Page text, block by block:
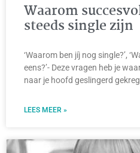
Waarom
steeds single zijn
‘Waarom ben jíj nog single?’,
eens?’- Deze vragen heb je
naar je hoofd geslingerd
LEES MEER »